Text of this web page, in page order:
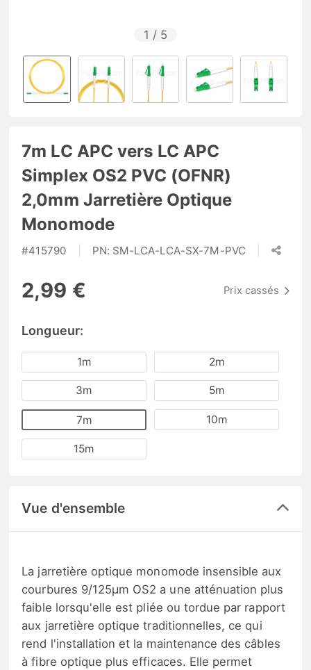
1 / 5
7m LC APC vers LC APC
Simplex OS2 PVC (OFNR)
2,0mm Jarretière Optique
Monomode
#415790 PN: SM-LCA-LCA-SX-7M-PVC
2,99 € Prix cassés
Longueur:
1m 2m
3m 5m
7m 10m
15m
Vue d'ensemble
La jarretière optique monomode insensible aux
courbures 9/125μm OS2 a une atténuation plus
faible lorsqu'elle est pliée ou tordue par rapport
aux jarretière optique traditionnelles, ce qui
rend l'installation et la maintenance des câbles
à fibre optique plus efficaces. Elle permet